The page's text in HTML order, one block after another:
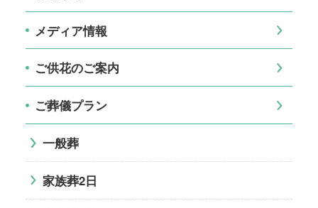
メディア情報
ご供花のご案内
ご葬儀プラン
一般葬
家族葬2日